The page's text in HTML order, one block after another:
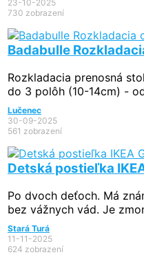
23-10-2025
730 zobrazení
Badabulle
Rozkladacia prenosná
do 3 polôh (10-14cm) -
Lučenec
30-09-2025
561 zobrazení
Detská postieľka
Po dvoch deťoch. Má
bez vážnych vád. Je
Stará Turá
11-11-2025
624 zobrazení